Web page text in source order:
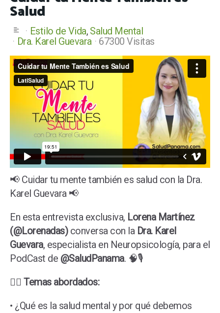
Salud
Estilo de Vida Salud Mental
Dra. Karel Guevara
67300 Visitas
📢 Cuidar tu mente también es salud con la Dra.
Karel Guevara 📢
En esta entrevista exclusiva, Lorena Martínez
(@Lorenadas)conversa con la Dra. Karel
Guevara, especialista en Neuropsicología, para el
PodCast de @SaludPanama. 🧠🎙️
👩‍⚕️ Temas abordados:
• ¿Qué es la salud mental y por qué debemos